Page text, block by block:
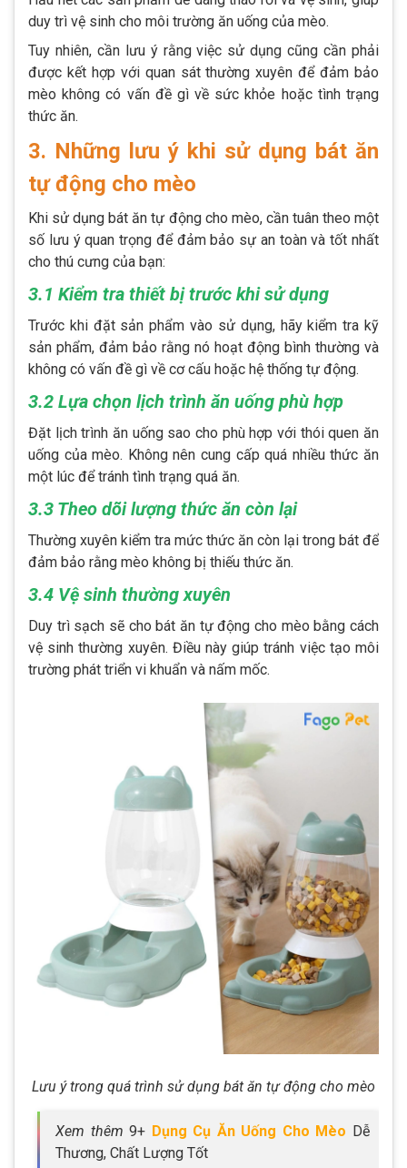
duy trì vệ sinh cho môi trường ăn uống của mèo.
Tuy nhiên, cần lưu ý rằng việc sử dụng cũng cần phải
được kết hợp với quan sát thường xuyên để đảm bảo
mèo không có vấn đề gì về sức khỏe hoặc tình trạng
thức ăn.
3. Những lưu ý khi sử dụng bát ăn
tự động cho mèo
Khi sử dụng bát ăn tự động cho mèo, cần tuân theo một
số lưu ý quan trọng để đảm bảo sự an toàn và tốt nhất
cho thú cưng của bạn:
3.1 Kiểm tra thiết bị trước khi sử dụng
Trước khi đặt sản phẩm vào sử dụng, hãy kiểm tra kỹ
sản phẩm, đảm bảo rằng nó hoạt động bình thường và
không có vấn đề gì về cơ cấu hoặc hệ thống tự động.
3.2 Lựa chọn lịch trình ăn uống phù hợp
Đặt lịch trình ăn uống sao cho phù hợp với thói quen ăn
uống của mèo. Không nên cung cấp quá nhiều thức ăn
một lúc để tránh tình trạng quá ăn.
3.3 Theo dõi lượng thức ăn còn lại
Thường xuyên kiểm tra mức thức ăn còn lại trong bát để
đảm bảo rằng mèo không bị thiếu thức ăn.
3.4 Vệ sinh thường xuyên
Duy trì sạch sẽ cho bát ăn tự động cho mèo bằng cách
vệ sinh thường xuyên. Điều này giúp tránh việc tạo môi
trường phát triển vi khuẩn và nấm mốc.
Lưu ý trong quá trình sử dụng bát ăn tự động cho mèo
Xem thêm9+ Dụng Cụ Ăn Uống Cho Mèo Dễ
Thương, Chất Lượng Tốt